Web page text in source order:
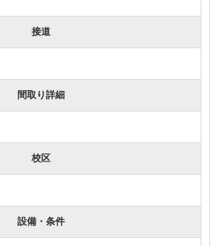
接道
間取り詳細
校区
設備・条件